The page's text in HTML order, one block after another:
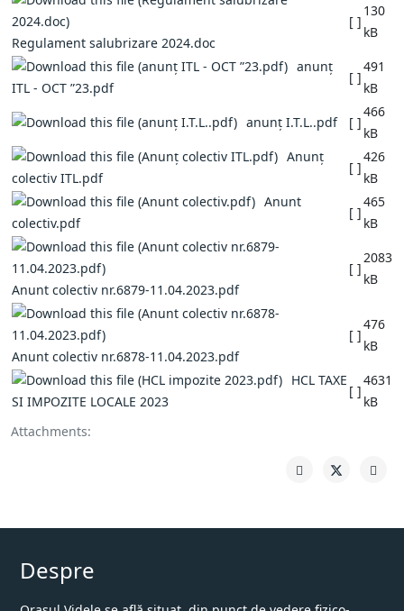
Attachments:
Regulament salubrizare 2024.doc
[ ]
130
kB
anunț
ITL - OCT ”23.pdf
[ ]
491
kB
anunț I.T.L..pdf
[ ]
466
kB
Anunț
colectiv ITL.pdf
[ ]
426
kB
Anunt
colectiv.pdf
[ ]
465
kB
Anunt colectiv nr.6879-11.04.2023.pdf
[ ]
2083
kB
Anunt colectiv nr.6878-11.04.2023.pdf
[ ]
476
kB
HCL TAXE
SI IMPOZITE LOCALE 2023
[ ]
4631
kB
Despre